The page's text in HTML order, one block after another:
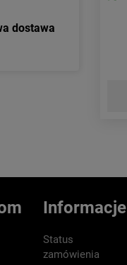
dostawa
Informacje
Status
zamówienia